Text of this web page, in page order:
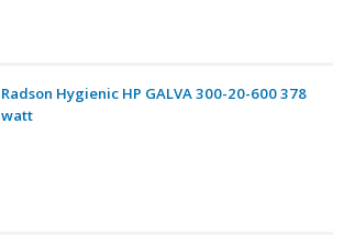
Radson Hygienic HP GALVA 300-20-600 378
watt